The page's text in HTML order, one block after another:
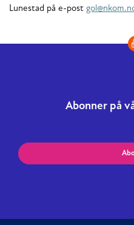
Lunestad på e-post
Abonner på